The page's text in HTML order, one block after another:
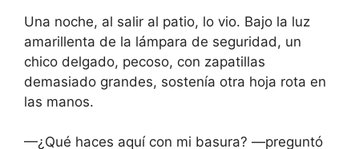
Una noche, al salir al patio, lo vio. Bajo la luz
amarillenta de la lámpara de seguridad, un
chico delgado, pecoso, con zapatillas
demasiado grandes, sostenía otra hoja rota en
las manos.
—¿Qué haces aquí con mi basura? —preguntó